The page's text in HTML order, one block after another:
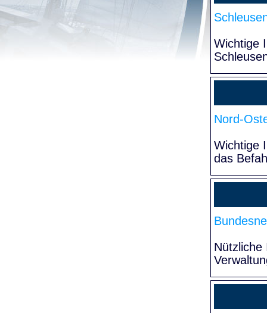
Wichtige
Nord-
Wichtige
das
Nützliche